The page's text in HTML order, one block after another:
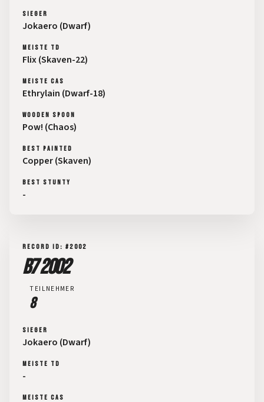
SIEGER
Jokaero (Dwarf)
MEISTE TD
Flix (Skaven-22)
MEISTE CAS
Ethrylain (Dwarf-18)
WOODEN SPOON
Pow! (Chaos)
BEST PAINTED
Copper (Skaven)
BEST STUNTY
-
RECORD ID: #2002
B7 2002
TEILNEHMER
8
SIEGER
Jokaero (Dwarf)
MEISTE TD
-
MEISTE CAS